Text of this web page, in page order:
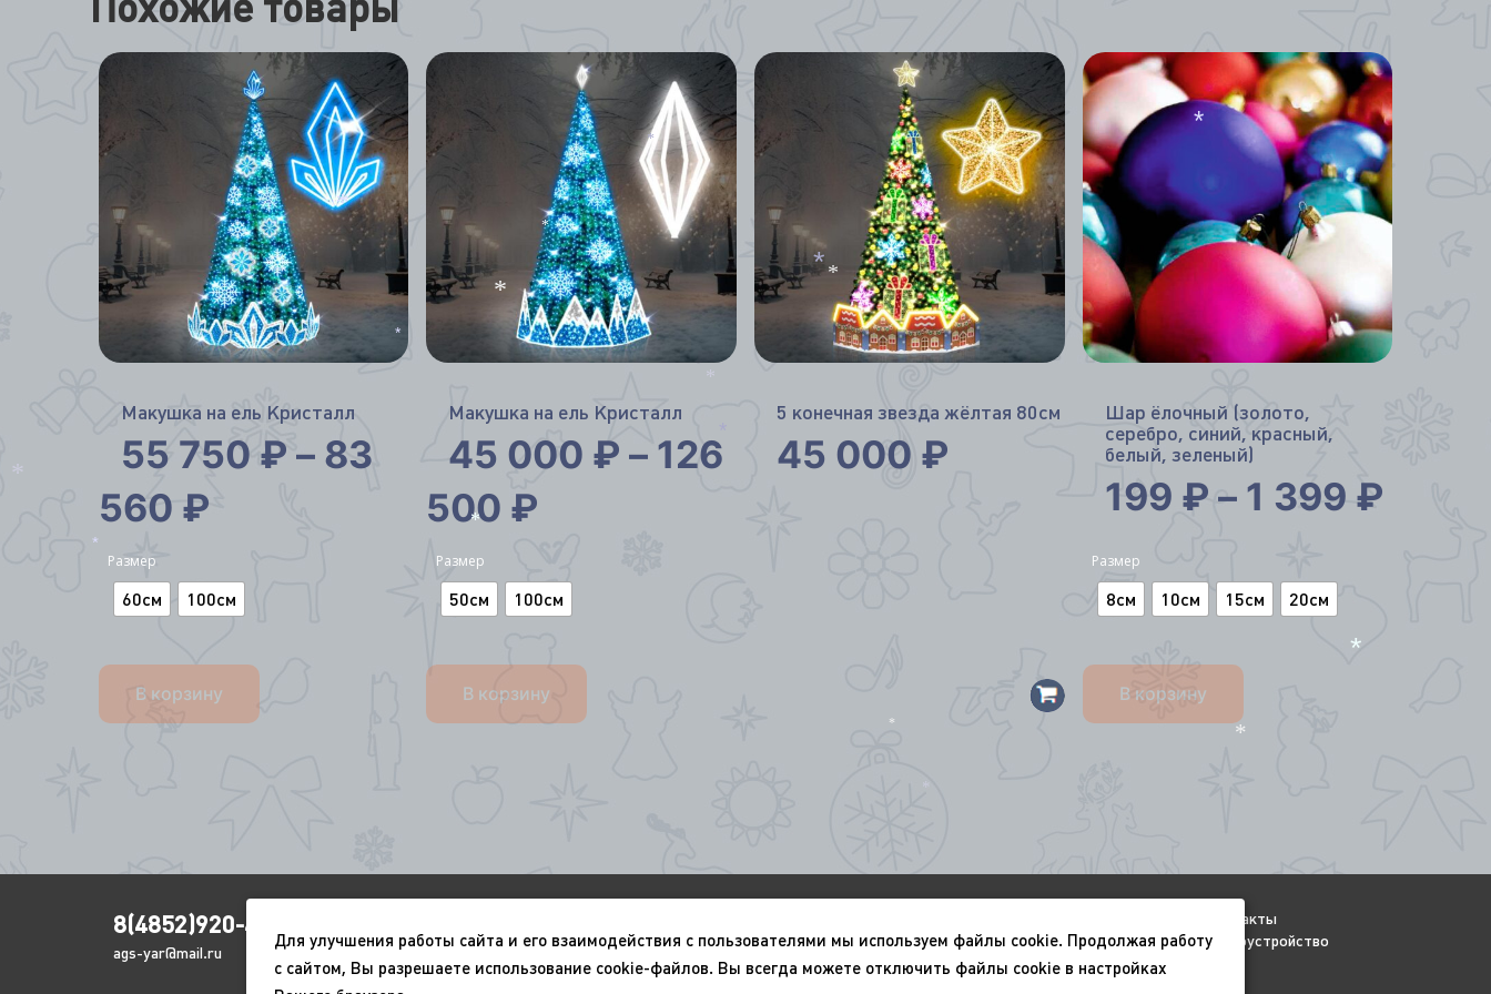
Макушка на ель Кристалл
55 750 ₽ – 83
560 ₽
Размер
60см 100см
В корзину
Макушка на ель Кристалл
45 000 ₽ – 126
500 ₽
Размер
50см 100см
В корзину
5 конечная звезда жёлтая 80см
45 000 ₽
Шар ёлочный (золото,
серебро, синий, красный,
белый, зеленый)
199 ₽ – 1 399 ₽
Размер
8см 10см 15см 20см
В корзину
8(4852)920-450
ags-yar@mail.ru
Контакты
Новый год
9 мая Всесезонные Благоустройство
Для улучшения работы сайта и его взаимодействия с пользователями мы используем файлы cookie. Продолжая работу
с сайтом, Вы разрешаете использование cookie-файлов. Вы всегда можете отключить файлы cookie в настройках
* *
**
*
*
*
*